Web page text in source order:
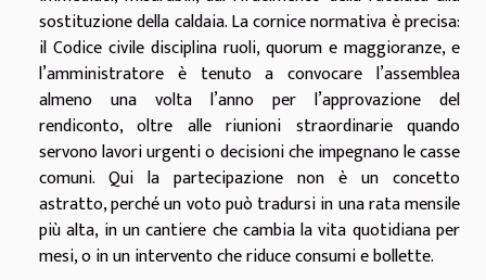
sostituzione della caldaia. La cornice normativa è precisa:
il Codice civile disciplina ruoli, quorum e maggioranze, e
l’amministratore è tenuto a convocare l’assemblea
almeno una volta l’anno per l’approvazione del
rendiconto, oltre alle riunioni straordinarie quando
servono lavori urgenti o decisioni che impegnano le casse
comuni. Qui la partecipazione non è un concetto
astratto, perché un voto può tradursi in una rata mensile
più alta, in un cantiere che cambia la vita quotidiana per
mesi, o in un intervento che riduce consumi e bollette.